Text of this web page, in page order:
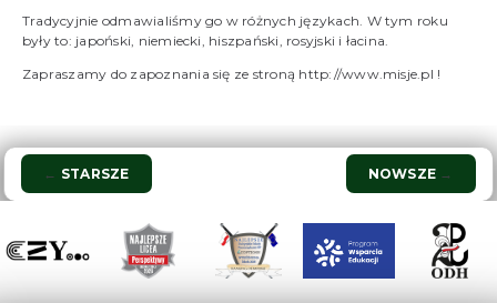
Tradycyjnie odmawialiśmy go w różnych językach. W tym roku
były to: japoński, niemiecki, hiszpański, rosyjski i łacina.
Zapraszamy do zapoznania się ze stroną http://www.misje.pl !
Nawigacja
wpisu
← STARSZE NOWSZE →